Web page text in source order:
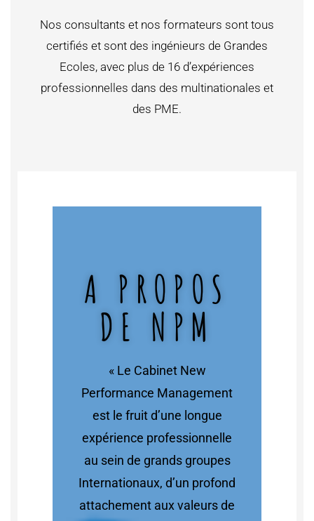
Nos consultants et nos formateurs sont tous
certifiés et sont des ingénieurs de Grandes
Ecoles, avec plus de 16 d’expériences
professionnelles dans des multinationales et
des PME.
A PROPOS
DE NPM
« Le Cabinet New
Performance Management
est le fruit d’une longue
expérience professionnelle
au sein de grands groupes
Internationaux, d’un profond
attachement aux valeurs de